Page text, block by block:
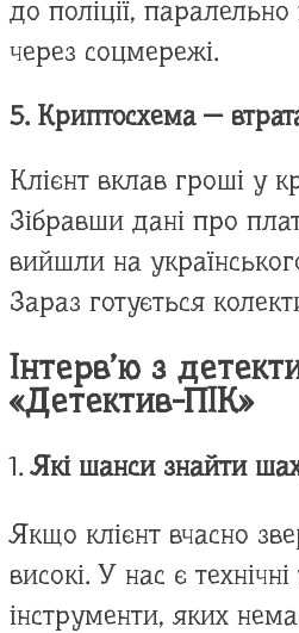
до поліції,
через соцмережі.
5. Криптосхема —
Клієнт вклав гроші у
Зібравши дані про
вийшли на
Зараз готується
Інтерв’ю з
«Детектив-ПІК»
1.Які шанси знайти
Якщо клієнт вчасно
високі. У нас є
інструменти, яких